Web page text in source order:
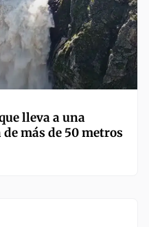
lleva a una
más de 50 metros